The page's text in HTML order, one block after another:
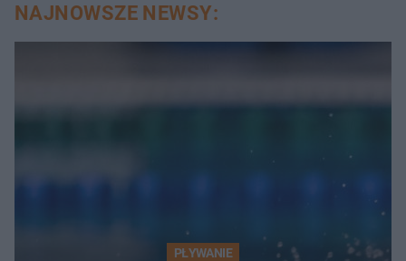
NAJNOWSZE NEWSY:
PŁYWANIE